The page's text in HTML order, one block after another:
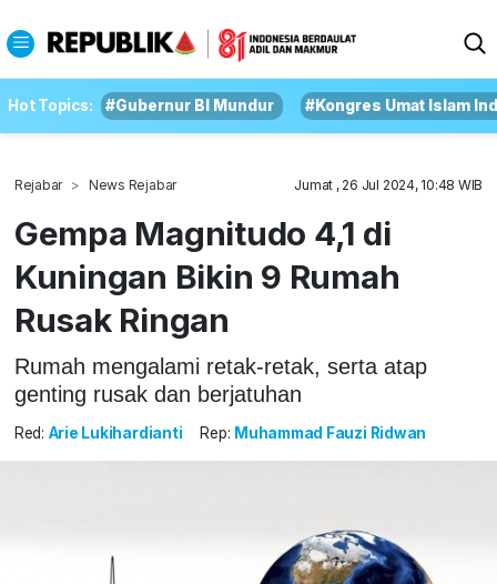
Hot Topics: #Gubernur BI Mundur #Kongres Umat Islam
Rejabar News Rejabar Jumat , 26 Jul 2024, 10:48 WIB
Gempa Magnitudo 4,1 di
Kuningan Bikin 9 Rumah
Rusak Ringan
Rumah mengalami retak-retak, serta atap
genting rusak dan berjatuhan
Red: Arie Lukihardianti Rep: Muhammad Fauzi Ridwan